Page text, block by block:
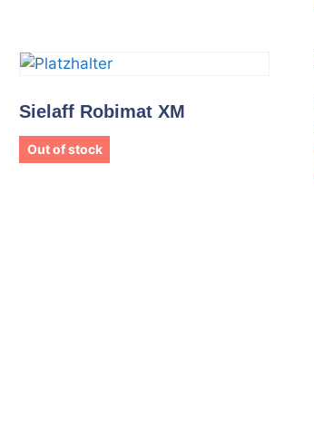
Sielaff Robimat XM
Out of stock